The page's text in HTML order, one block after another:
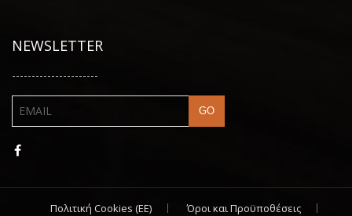
NEWSLETTER
----------------------
Πολιτική Cookies (ΕΕ)
Όροι και Προϋποθέσεις